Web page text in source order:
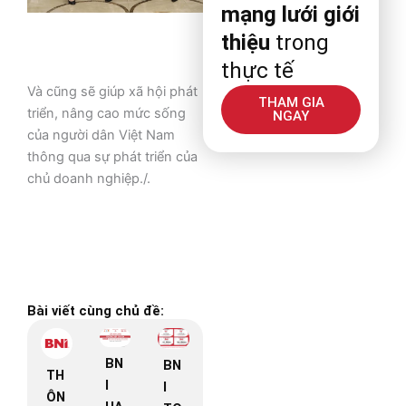
Và cũng sẽ giúp xã hội phát
triển, nâng cao mức sống
của người dân Việt Nam
thông qua sự phát triển của
chủ doanh nghiệp./.
Bài viết cùng chủ đề:
TH
ÔN
BN
I
BN
mạng lưới giới
thiệu trong
thực tế
THAM GIA
NGAY